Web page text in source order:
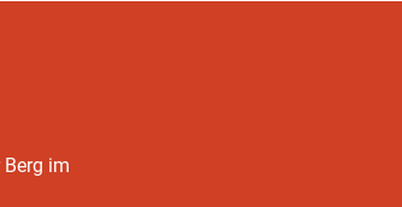
im